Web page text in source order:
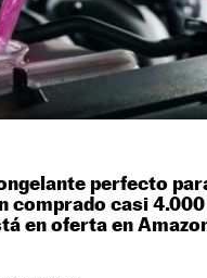
perfecto
comprado casi 4.000
en oferta en